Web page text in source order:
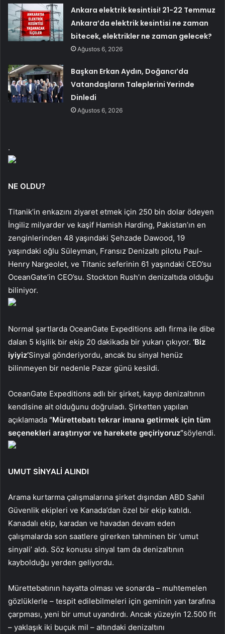
Ankara elektrik kesintisi! 21-22 Temmuz
Ankara’da elektrik kesintisi ne zaman
bitecek, elektrikler ne zaman gelecek?
Ağustos 6, 2026
Başkan Erkan Aydın, Doğancı’da
Vatandaşların Taleplerini Yerinde
Dinledi
Ağustos 6, 2026
.
NE OLDU?
Titanik’in enkazını ziyaret etmek için 250 bin dolar ödeyen
İngiliz milyarder ve kaşif Hamish Harding, Pakistan’ın en
zenginlerinden 48 yaşındaki Şehzade Dawood, 19
yaşındaki oğlu Süleyman, Fransız Denizaltı pilotu Paul-
Henry Nargeolet, ve Titanic seferinin 61 yaşındaki CEO’su
OceanGate’in CEO’su. Stockton Rush’ın denizaltıda olduğu
biliniyor.
Normal şartlarda OceanGate Expeditions adlı firma ile dibe
dalan 5 kişilik bir ekip 20 dakikada bir yukarı çıkıyor. ‘Biz
iyiyiz’Sinyal gönderiyordu, ancak bu sinyal henüz
bilinmeyen bir nedenle Pazar günü kesildi.
OceanGate Expeditions adlı bir şirket, kayıp denizaltının
kendisine ait olduğunu doğruladı. Şirketten yapılan
açıklamada “Mürettebatı tekrar imana getirmek için tüm
seçenekleri araştırıyor ve harekete geçiriyoruz”söylendi.
UMUT SİNYALİ ALINDI
Arama kurtarma çalışmalarına şirket dışından ABD Sahil
Güvenlik ekipleri ve Kanada’dan özel bir ekip katıldı.
Kanadalı ekip, karadan ve havadan devam eden
çalışmalarda son saatlere girerken tahminen bir ‘umut
sinyali’ aldı. Söz konusu sinyal tam da denizaltının
kaybolduğu yerden geliyordu.
Mürettebatının hayatta olması ve sonarda – muhtemelen
gözlüklerle – tespit edilebilmeleri için geminin yan tarafına
çarpması, yeni bir umut uyandırdı. Ancak yüzeyin 12.500 fit
– yaklaşık iki buçuk mil – altındaki denizaltını